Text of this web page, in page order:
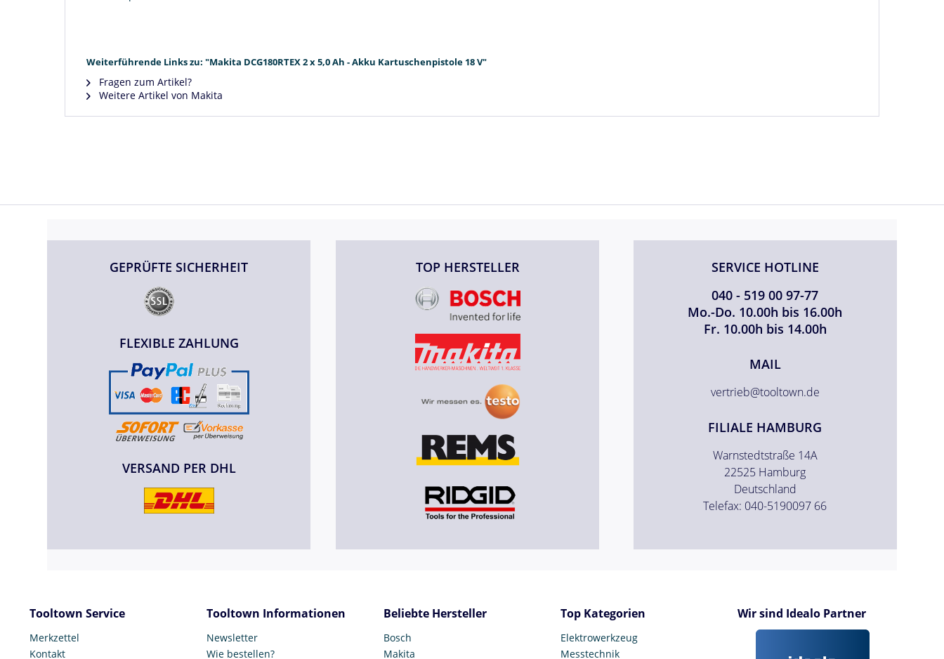
Weiterführende Links zu: "Makita DCG180RTEX 2 x 5,0 Ah - Akku Kartuschenpistole 18 V"
Fragen zum Artikel?
Weitere Artikel von Makita
GEPRÜFTE SICHERHEIT
FLEXIBLE ZAHLUNG
VERSAND PER DHL
TOP HERSTELLER
SERVICE HOTLINE
040 - 519 00 97-77
Mo.-Do. 10.00h bis 16.00h
Fr. 10.00h bis 14.00h
MAIL
vertrieb@tooltown.de
FILIALE HAMBURG
Warnstedtstraße 14A
22525 Hamburg
Deutschland
Telefax: 040-5190097 66
Tooltown Service
Merkzettel
Kontakt
Tooltown Informationen
Newsletter
Wie bestellen?
Beliebte Hersteller
Bosch
Makita
Top Kategorien
Elektrowerkzeug
Messtechnik
Wir sind Idealo Partner